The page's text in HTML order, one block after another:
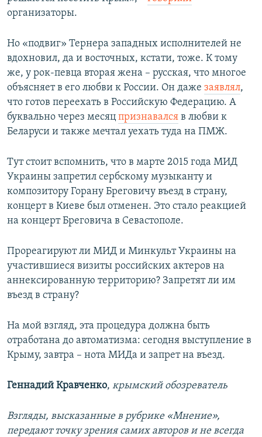
организаторы.
Но «подвиг» Тернера западных исполнителей не
вдохновил, да и восточных, кстати, тоже. К тому
же, у рок-певца вторая жена – русская, что многое
объясняет в его любви к России. Он даже заявлял,
что готов переехать в Российскую Федерацию. А
буквально через месяц признавался в любви к
Беларуси и также мечтал уехать туда на ПМЖ.
Тут стоит вспомнить, что в марте 2015 года МИД
Украины запретил сербскому музыканту и
композитору Горану Бреговичу въезд в страну,
концерт в Киеве был отменен. Это стало реакцией
на концерт Бреговича в Севастополе.
Прореагируют ли МИД и Минкульт Украины на
участившиеся визиты российских актеров на
аннексированную территорию? Запретят ли им
въезд в страну?
На мой взгляд, эта процедура должна быть
отработана до автоматизма: сегодня выступление в
Крыму, завтра – нота МИДа и запрет на въезд.
Геннадий Кравченко, крымский обозреватель
Взгляды, высказанные в рубрике «Мнение»,
передают точку зрения самих авторов и не всегда